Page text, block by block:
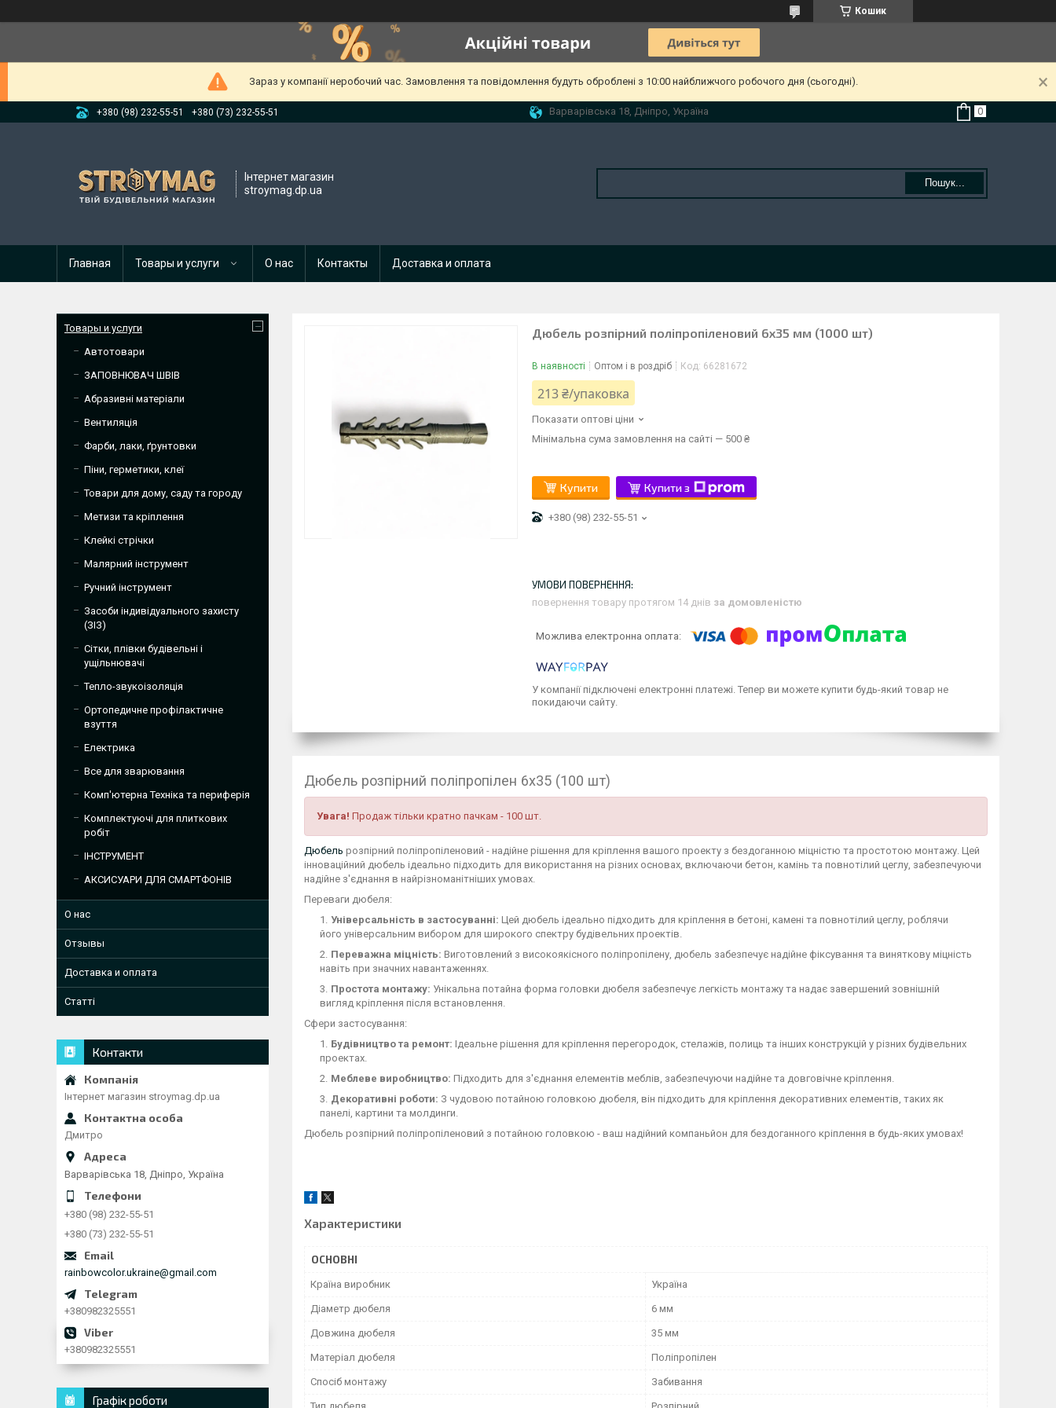
Кошик
Зараз у компанії неробочий час. Замовлення та повідомлення будуть оброблені з 10:00 найближчого робочого дня (сьогодні).
+380 (98) 232-55-51 +380 (73) 232-55-51 Варварівська 18, Дніпро, Україна
Інтернет магазин
stroymag.dp.ua
Пошук...
Главная Товары и услуги О нас Контакты Доставка и оплата
Дюбель розпірний поліпропіленовий 6х35 мм (1000 шт)
В наявності Оптом і в роздріб Код: 66281672
213 ₴/упаковка
Показати оптові ціни
Мінімальна сума замовлення на сайті — 500 ₴
Купити Купити з
+380 (98) 232-55-51
повернення товару протягом 14 днів за домовленістю
У компанії підключені електронні платежі. Тепер ви можете купити будь-який товар не
покидаючи сайту.
Дюбель розпірний поліпропілен 6х35 (100 шт)
Увага! Продаж тільки кратно пачкам - 100 шт.
Дюбель розпірний поліпропіленовий - надійне рішення для кріплення вашого проекту з бездоганною міцністю та простотою монтажу. Цей
інноваційний дюбель ідеально підходить для використання на різних основах, включаючи бетон, камінь та повнотілий цеглу, забезпечуючи
надійне з'єднання в найрізноманітніших умовах.
Переваги дюбеля:
Універсальність в застосуванні: Цей дюбель ідеально підходить для кріплення в бетоні, камені та повнотілий цеглу, роблячи
його універсальним вибором для широкого спектру будівельних проектів.
Переважна міцність: Виготовлений з високоякісного поліпропілену, дюбель забезпечує надійне фіксування та виняткову міцність
навіть при значних навантаженнях.
Простота монтажу: Унікальна потайна форма головки дюбеля забезпечує легкість монтажу та надає завершений зовнішній
вигляд кріплення після встановлення.
Сфери застосування:
Будівництво та ремонт: Ідеальне рішення для кріплення перегородок, стелажів, полиць та інших конструкцій у різних будівельних
проектах.
Меблеве виробництво: Підходить для з'єднання елементів меблів, забезпечуючи надійне та довговічне кріплення.
Декоративні роботи: З чудовою потайною головкою дюбеля, він підходить для кріплення декоративних елементів, таких як
панелі, картини та молдинги.
Дюбель розпірний поліпропіленовий з потайною головкою - ваш надійний компаньйон для бездоганного кріплення в будь-яких умовах!
Характеристики
ОСНОВНІ
Країна виробник Україна
Діаметр дюбеля 6 мм
Довжина дюбеля 35 мм
Матеріал дюбеля Поліпропілен
Спосіб монтажу Забивання
Товары и услуги
Автотовари
ЗАПОВНЮВАЧ ШВІВ
Абразивні матеріали
Вентиляція
Фарби, лаки, ґрунтовки
Піни, герметики, клеї
Товари для дому, саду та городу
Метизи та кріплення
Клейкі стрічки
Малярний інструмент
Ручний інструмент
Засоби індивідуального захисту
(ЗІЗ)
Сітки, плівки будівельні і
ущільнювачі
Тепло-звукоізоляція
Ортопедичне профілактичне
взуття
Електрика
Все для зварювання
Комп'ютерна Техніка та периферія
Комплектуючі для плиткових
робіт
ІНСТРУМЕНТ
АКСИСУАРИ ДЛЯ СМАРТФОНІВ
О нас
Отзывы
Доставка и оплата
Статті
Контакти
Інтернет магазин stroymag.dp.ua
Дмитро
Варварівська 18, Дніпро, Україна
+380 (98) 232-55-51
+380 (73) 232-55-51
rainbowcolor.ukraine@gmail.com
+380982325551
+380982325551
Графік роботи